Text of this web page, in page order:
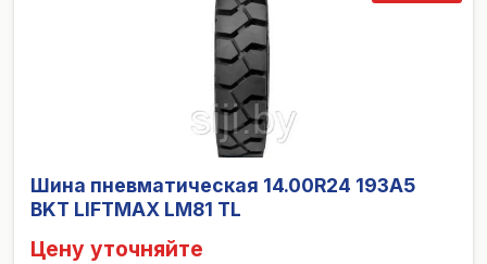
Шина пневматическая 14.00R24 193A5
BKT LIFTMAX LM81 TL
Цену уточняйте